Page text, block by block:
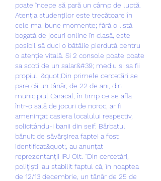
poate începe să pară un câmp de luptă.
Atenția studenților este trecătoare în
cele mai bune momente; fără o listă
bogată de jocuri online în clasă, este
posibil să duci o bătălie pierdută pentru
o atenție vitală. Si 2 console poate poate
sa scoti de un salar&#39; mediu si sa fii
propiul. &quot;Din primele cercetări se
pare că un tânăr, de 22 de ani, din
municipiul Caracal, în timp ce se afla
într-o sală de jocuri de noroc, ar fi
ameninţat casiera localului respectiv,
solicitându-i banii din seif. Bărbatul
bănuit de săvârşirea faptei a fost
identificat&quot;, au anunţat
reprezentanţii IPJ Olt. “Din cercetări,
poliţiştii au stabilit faptul că, în noaptea
de 12/13 decembrie, un tânăr de 25 de